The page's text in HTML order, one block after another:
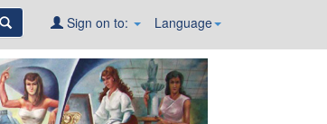
Language
Sign on to: